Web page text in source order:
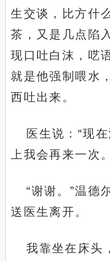
生交谈，比方什
茶，又是几点陷
现口吐白沫，呓
就是他强制喂水
西吐出来。
医生说：“现
上我会再来一次
“谢谢。”温德
送医生离开。
我靠坐在床头